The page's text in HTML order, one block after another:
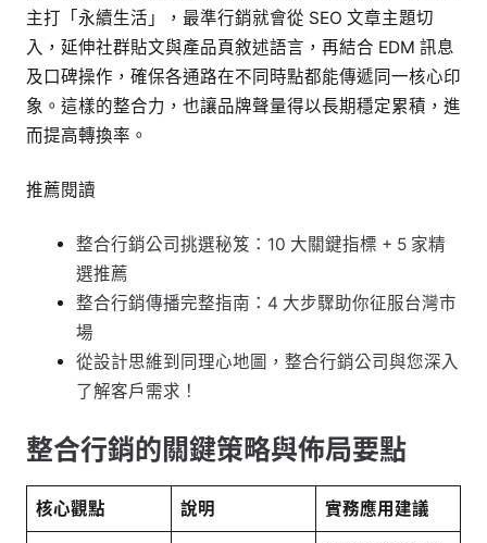
主打「永續生活」，最準行銷就會從 SEO 文章主題切
入，延伸社群貼文與產品頁敘述語言，再結合 EDM 訊息
及口碑操作，確保各通路在不同時點都能傳遞同一核心印
象。這樣的整合力，也讓品牌聲量得以長期穩定累積，進
而提高轉換率。
推薦閱讀
整合行銷公司挑選秘笈：10 大關鍵指標 + 5 家精
選推薦
整合行銷傳播完整指南：4 大步驟助你征服台灣市
場
從設計思維到同理心地圖，整合行銷公司與您深入
了解客戶需求！
整合行銷的關鍵策略與佈局要點
核心觀點 說明 實務應用建議